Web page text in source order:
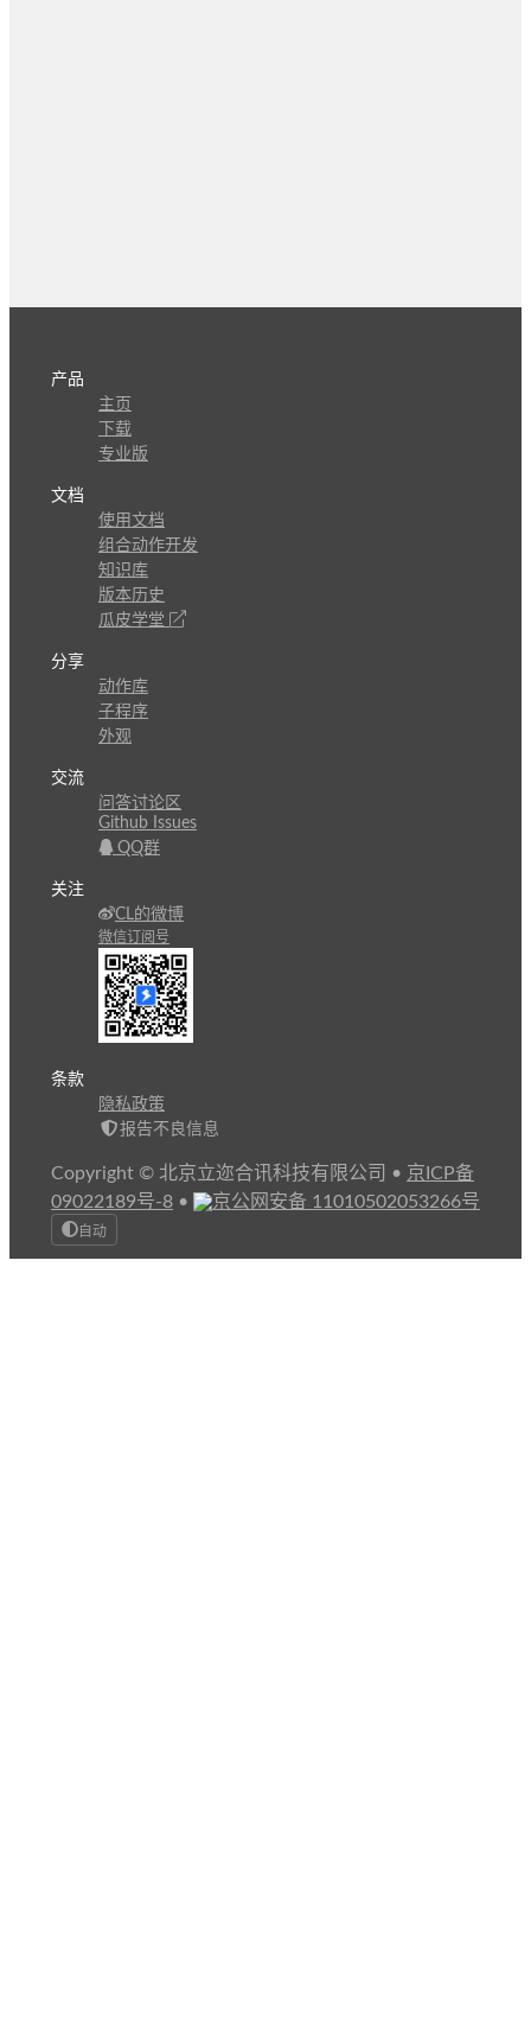
产品
主页
下载
专业版
文档
使用文档
组合动作开发
知识库
版本历史
瓜皮学堂
分享
动作库
子程序
外观
交流
问答讨论区
Github Issues
QQ群
关注
CL的微博
微信订阅号
条款
隐私政策
报告不良信息
Copyright © 北京立迩合讯科技有限公司 • 京ICP备
09022189号-8 • 京公网安备 11010502053266号
自动